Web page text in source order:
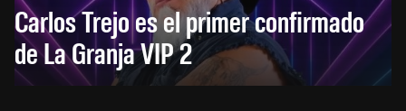
Carlos Trejo es el primer confirmado
de La Granja VIP 2